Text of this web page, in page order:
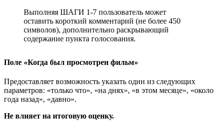
Выполняя ШАГИ 1-7 пользователь может
оставить короткий комментарий (не более 450
символов), дополнительно раскрывающий
содержание пункта голосования.
Поле «Когда был просмотрен фильм»
Предоставляет возможность указать один из следующих
параметров: «только что», «на днях», «в этом месяце», «около
года назад», «давно».
Не влияет на итоговую оценку.